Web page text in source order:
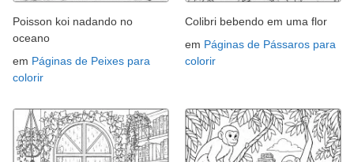
Poisson koi nadando no
oceano
em Páginas de Peixes para
colorir
Colibri bebendo em uma flor
em Páginas de Pássaros para
colorir